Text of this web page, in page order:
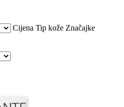
Cijena Tip kože Značajke